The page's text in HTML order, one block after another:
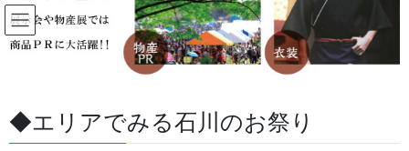
コ
ン
テ
移
動
ナ
ビ
ゲ
ン
に
すべての記事
すべての記事 お祭用品・品目
獅子舞・衣裳・別仕立・小物
◆エリアでみる石川のお祭り